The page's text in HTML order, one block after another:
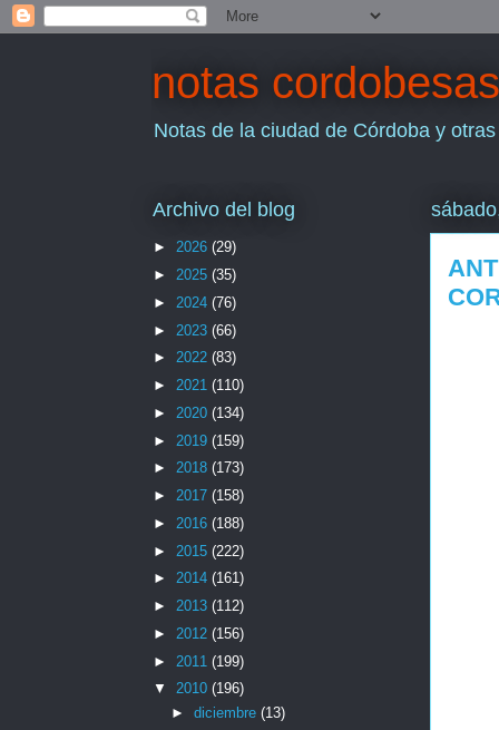
notas cordobesas
Notas de la ciudad de Córdoba y
Archivo del blog
► 2026 (29)
► 2025 (35)
► 2024 (76)
► 2023 (66)
► 2022 (83)
► 2021 (110)
► 2020 (134)
► 2019 (159)
► 2018 (173)
► 2017 (158)
► 2016 (188)
► 2015 (222)
► 2014 (161)
► 2013 (112)
► 2012 (156)
► 2011 (199)
▼ 2010 (196)
► diciembre (13)